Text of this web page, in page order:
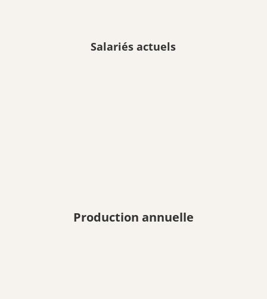
Salariés actuels
Production annuelle